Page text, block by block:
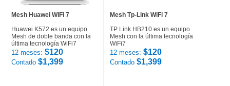
Mesh Huawei WiFi 7
Huawei K572 es un equipo
Mesh de doble banda con la
última tecnología WiFi7
12 meses: $120
Contado $1,399
Mesh Tp-Link WiFi 7
TP Link HB210 es un equipo
Mesh con la última tecnología
WiFi7
12 meses: $120
Contado $1,399